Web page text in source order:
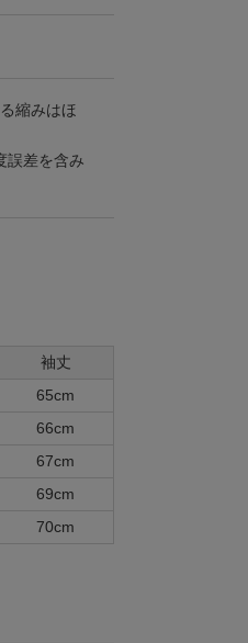
縮みはほ
誤差を含み
袖丈
65cm
66cm
67cm
69cm
70cm